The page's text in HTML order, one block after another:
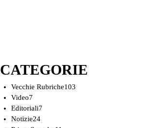
CATEGORIE
Vecchie Rubriche103
Video7
Editoriali7
Notizie24